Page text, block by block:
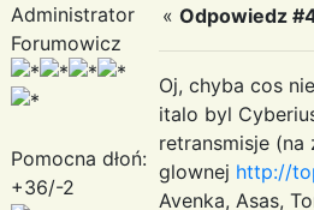
Administrator
Forumowicz
Pomocna dłoń:
+36/-2
« Odpowiedz
Oj, chyba cos
italo byl
retransmisje
glownej http://
Avenka, Asas,